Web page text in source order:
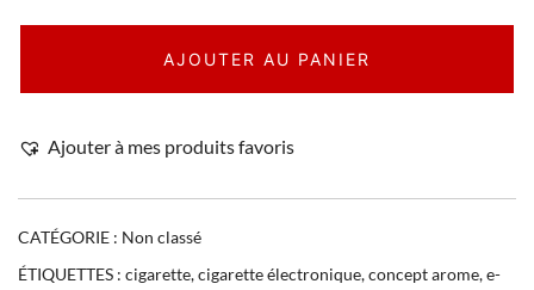
AJOUTER AU PANIER
Ajouter à mes produits favoris
CATÉGORIE : Non classé
ÉTIQUETTES : cigarette,cigarette électronique,concept arome,e-